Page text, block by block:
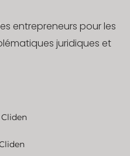
entrepreneurs pour les
juridiques et